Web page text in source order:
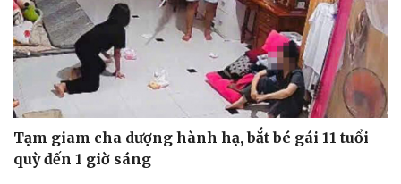
Tạm giam cha dượng hành hạ, bắt bé gái 11 tuổi
quỳ đến 1 giờ sáng